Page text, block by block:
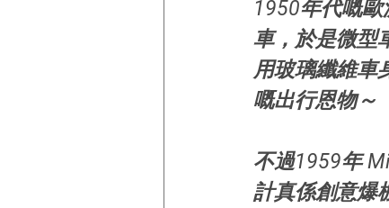
1950年代嘅
車，於是微型
用玻璃纖維車
嘅出行恩物～
不過1959年
計真係創意爆